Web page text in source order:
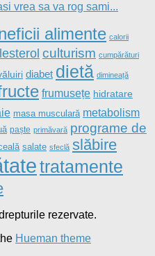
vrea sa va rog sami...
alimente calorii
culturism cumpărături
diabet dietă dimineață
frumusețe hidratare
masa musculară metabolism
paște primăvară programe de
salate sfeclă slăbire
tratamente
rezervate.
Hueman theme